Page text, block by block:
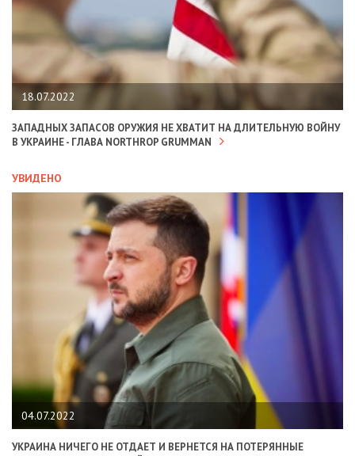
18.07.2022
ЗАПАДНЫХ ЗАПАСОВ ОРУЖИЯ НЕ ХВАТИТ НА ДЛИТЕЛЬНУЮ ВОЙНУ
В УКРАИНЕ - ГЛАВА NORTHROP GRUMMAN
УВИДЕНО
04.07.2022
УКРАИНА НИЧЕГО НЕ ОТДАЕТ И ВЕРНЕТСЯ НА ПОТЕРЯННЫЕ